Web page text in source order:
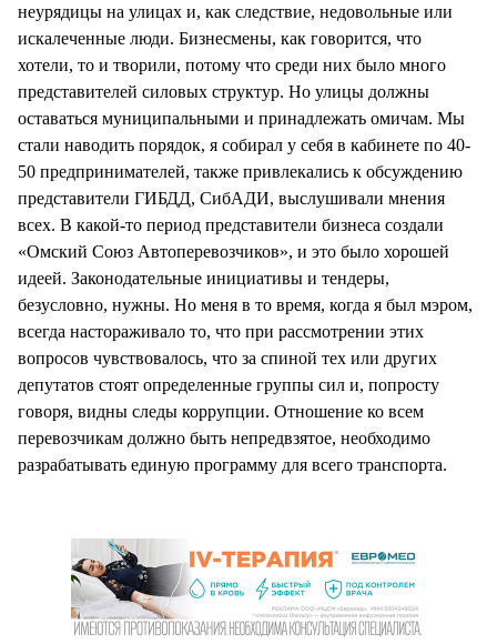
неурядицы на улицах и, как следствие, недовольные или
искалеченные люди. Бизнесмены, как говорится, что
хотели, то и творили, потому что среди них было много
представителей силовых структур. Но улицы должны
оставаться муниципальными и принадлежать омичам. Мы
стали наводить порядок, я собирал у себя в кабинете по 40-
50 предпринимателей, также привлекались к обсуждению
представители ГИБДД, СибАДИ, выслушивали мнения
всех. В какой-то период представители бизнеса создали
«Омский Союз Автоперевозчиков», и это было хорошей
идеей. Законодательные инициативы и тендеры,
безусловно, нужны. Но меня в то время, когда я был мэром,
всегда настораживало то, что при рассмотрении этих
вопросов чувствовалось, что за спиной тех или других
депутатов стоят определенные группы сил и, попросту
говоря, видны следы коррупции. Отношение ко всем
перевозчикам должно быть непредвзятое, необходимо
разрабатывать единую программу для всего транспорта.